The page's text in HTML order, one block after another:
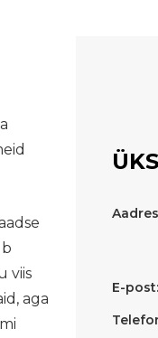
viis
aga
E-post: